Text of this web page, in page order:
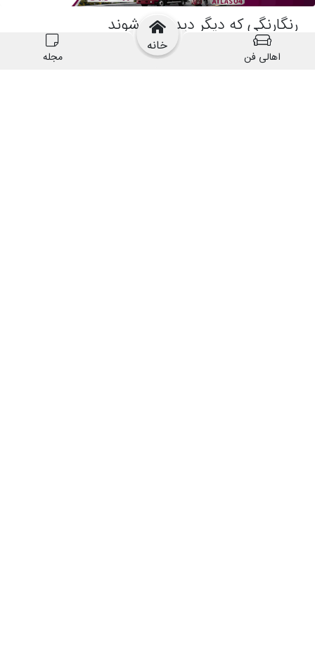
مجله
خانه
اهالی فن